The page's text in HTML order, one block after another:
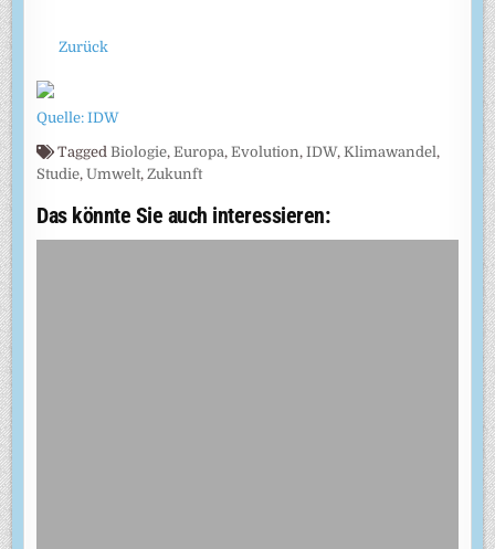
Zurück
Quelle: IDW
TaggedBiologie,Europa,Evolution,IDW,Klimawandel,
Studie,Umwelt,Zukunft
Das könnte Sie auch interessieren: